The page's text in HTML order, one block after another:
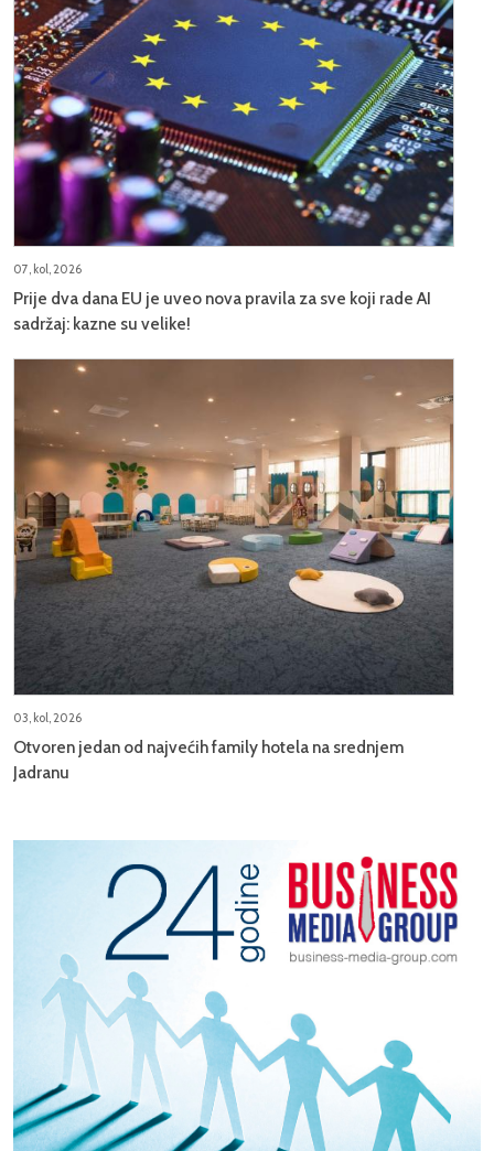
07, kol, 2026
Prije dva dana EU je uveo nova pravila za sve koji rade AI
sadržaj: kazne su velike!
03, kol, 2026
Otvoren jedan od najvećih family hotela na srednjem
Jadranu